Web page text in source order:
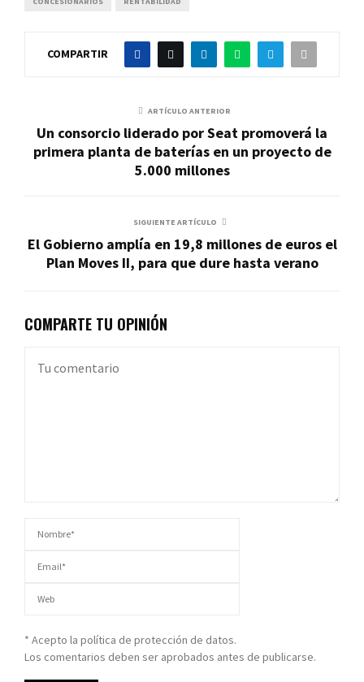
COMPARTIR
ARTÍCULO ANTERIOR
Un consorcio liderado por Seat promoverá la
primera planta de baterías en un proyecto de
5.000 millones
SIGUIENTE ARTÍCULO
El Gobierno amplía en 19,8 millones de euros el
Plan Moves II, para que dure hasta verano
COMPARTE TU OPINIÓN
* Acepto la política de protección de datos.
Los comentarios deben ser aprobados antes de publicarse.